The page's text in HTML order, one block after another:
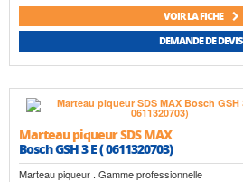
VOIR LA FICHE
DEMANDE DE DEVIS
Marteau piqueur SDS MAX
Bosch GSH 3 E ( 0611320703)
Marteau piqueur . Gamme professionnelle